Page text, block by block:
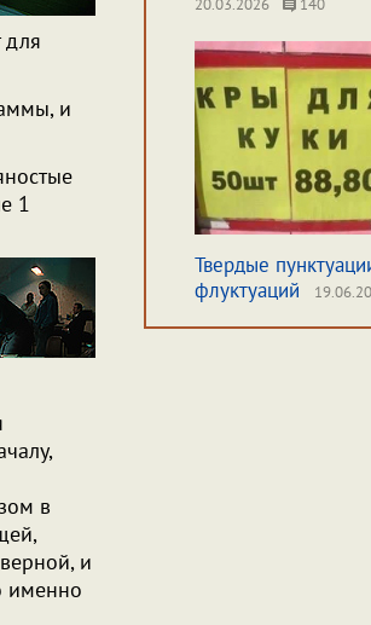
и
1
в
и
именно
20.03.2026 140
Твердые
флуктуаций